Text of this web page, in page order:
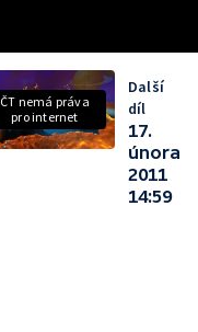
ČT nemá práva
pro internet
Další
díl
17.
února
2011
14:59